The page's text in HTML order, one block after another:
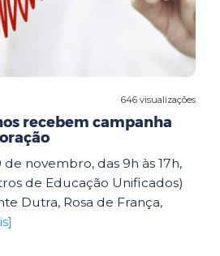
646 visualizações
recebem campanha
de novembro, das 9h às 17h,
de Educação Unificados)
Dutra, Rosa de França,